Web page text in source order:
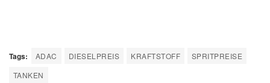
Tags: ADAC DIESELPREIS KRAFTSTOFF
SPRITPREISE
TANKEN